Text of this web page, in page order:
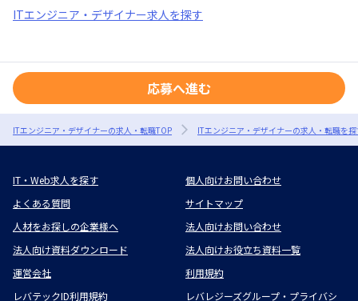
ITエンジニア・デザイナー求人を探す
応募へ進む
ITエンジニア・デザイナーの求人・転職TOP ITエンジニア・デザイナーの求人・転職を
IT・Web求人を探す
個人向けお問い合わせ
よくある質問
サイトマップ
人材をお探しの企業様へ
法人向けお問い合わせ
法人向け資料ダウンロード
法人向けお役立ち資料一覧
運営会社
利用規約
レバテックID利用規約
レバレジーズグループ・プライバシ